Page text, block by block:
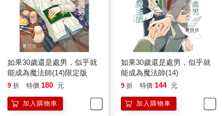
如果30歲還是處男，似乎就
能成為魔法師(14)限定版
9 折 特價 180 元
加入購物車
如果30歲還是處男，似乎就
能成為魔法師(14)
9 折 特價 144 元
加入購物車